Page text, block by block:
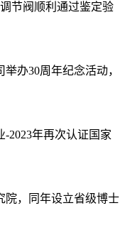
节阀顺利通过鉴定验
办30周年纪念活动，
-2023年再次认证国家
院，同年设立省级博士